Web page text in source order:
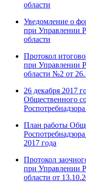
области
Уведомление о
при Управлении
области
Протокол
при Управлении
области №2 от
26 декабря 2017
Общественного
План работы
2017 года
Протокол
при Управлении
области от